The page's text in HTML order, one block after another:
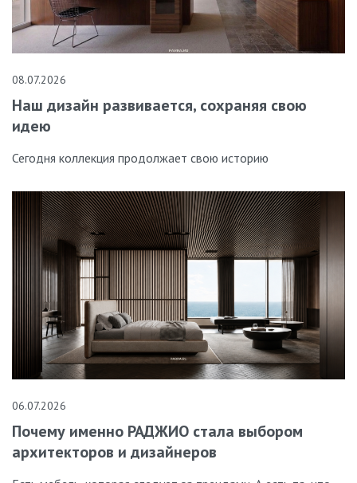
08.07.2026
Наш дизайн развивается, сохраняя свою
идею
Сегодня коллекция продолжает свою историю
06.07.2026
Почему именно РАДЖИО стала выбором
архитекторов и дизайнеров